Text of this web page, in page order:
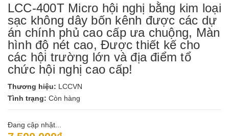
LCC-400T Micro hội nghị bằng kim loại
sạc không dây bốn kênh được các dự
án chính phủ cao cấp ưa chuộng, Màn
hình độ nét cao, Được thiết kế cho
các hội trường lớn và địa điểm tổ
chức hội nghị cao cấp!
Thương hiệu: LCCVN
Tình trạng: Còn hàng
Đang cập nhật...